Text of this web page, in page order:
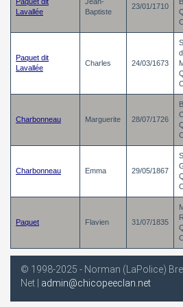
Lavallée
Baptiste
23/01/1710
Paquet dit
Lavallée
Charles 24/03/1673
Charbonneau Marguerite 28/07/1726
Charbonneau Emma 29/05/1867
Paquet Flavien 31/07/1835
© 1998-2025 - Norman (LaPolice)
Net | admin@chicopeeclan.net